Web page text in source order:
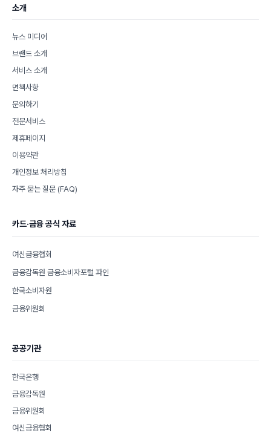
소개
뉴스 미디어
브랜드 소개
서비스 소개
면책사항
문의하기
전문서비스
제휴페이지
이용약관
개인정보 처리방침
자주 묻는 질문 (FAQ)
카드·금융 공식 자료
여신금융협회
금융감독원 금융소비자포털 파인
한국소비자원
금융위원회
공공기관
한국은행
금융감독원
금융위원회
여신금융협회